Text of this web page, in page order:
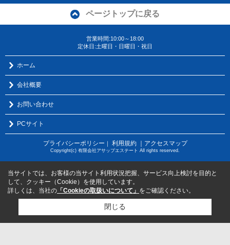
ページトップに戻る
営業時間:10:00～18:00
定休日:土曜日・日曜日・祝日
ホーム
会社概要
お問い合わせ
PCサイト
プライバシーポリシー ｜ 利用規約 ｜アクセスマップ
Copyright(c) 有限会社アサップエステート All rights reserved.
当サイトでは、お客様の当サイト利用状況把握、サービス向上検討を目的と
して、クッキー（Cookie）を使用しています。
詳しくは、当社の 「Cookieの取扱いについて」 をご確認ください。
閉じる